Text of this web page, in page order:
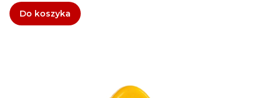
Do koszyka